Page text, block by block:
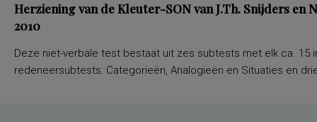
Herziening van de Kleuter-SON van J.Th. Snijders en
2010
Deze niet-verbale test bestaat uit zes subtests met elk ca. 15
redeneersubtests: Categorieën, Analogieën en Situaties en